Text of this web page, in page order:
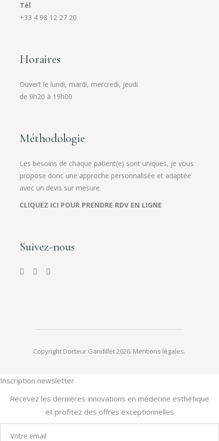
Tél
+33 4 98 12 27 20
Horaires
Ouvert le lundi, mardi, mercredi, jeudi
de 9h20 à 19h00
Méthodologie
Les besoins de chaque patient(e) sont uniques, je vous
propose donc une approche personnalisée et adaptée
avec un devis sur mesure.
CLIQUEZ ICI POUR PRENDRE RDV EN LIGNE
Suivez-nous
Copyright Docteur Gandillet 2026. Mentions légales.
Inscription newsletter
Recevez les dernières innovations en médecine esthétique
et profitez des offres exceptionnelles